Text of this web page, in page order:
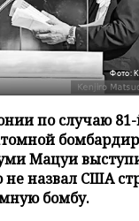
Фото:
по случаю
Мацуи
не назвал США
бомбу.